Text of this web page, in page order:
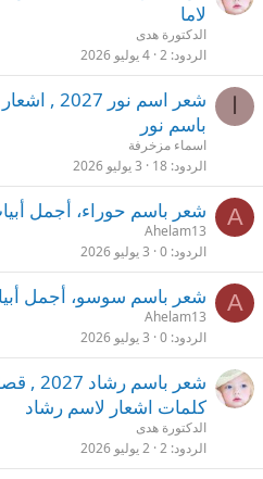
لاما
الدكتورة هدى
الردود 2 4 يوليو 2026
ا
شعر اسم
باسم نور
اسماء مزخرفة
الردود 18 3 يوليو 2026
A شعر باسم حوراء، أجمل
Ahelam13
الردود 0 3 يوليو 2026
A شعر باسم سوسو، أجمل
Ahelam13
الردود 0 3 يوليو 2026
شعر
كلمات اشعار لاسم رشاد
الدكتورة هدى
الردود 2 2 يوليو 2026